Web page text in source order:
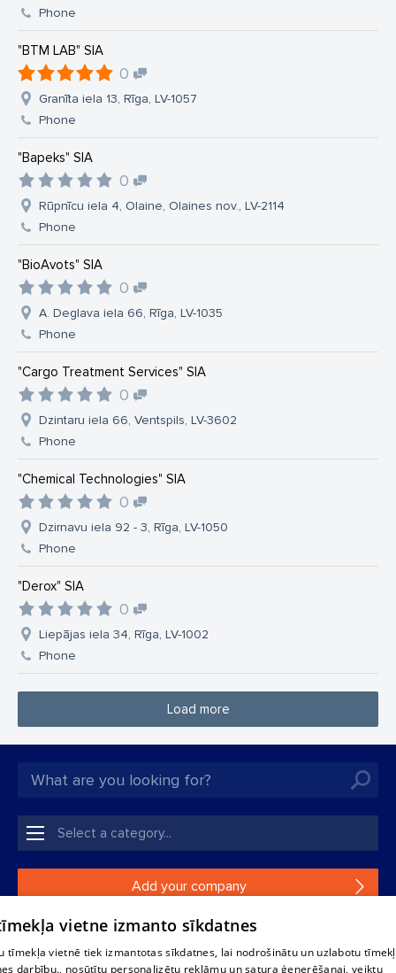
Phone
"BTM LAB" SIA
0
Granīta iela 13, Rīga, LV-1057
Phone
"Bapeks" SIA
0
Rūpnīcu iela 4, Olaine, Olaines nov., LV-2114
Phone
"BioAvots" SIA
0
A. Deglava iela 66, Rīga, LV-1035
Phone
"Cargo Treatment Services" SIA
0
Dzintaru iela 66, Ventspils, LV-3602
Phone
"Chemical Technologies" SIA
0
Dzirnavu iela 92 - 3, Rīga, LV-1050
Phone
"Derox" SIA
0
Liepājas iela 34, Rīga, LV-1002
Phone
Load more
Add your company
If your company is not in our database, please fill in a
vietne izmanto sīkdatnes
tīmekļa vietnē tiek izmantotas sīkdatnes, lai nodrošinātu un uzlabotu
darbību., nosūtītu personalizētu reklāmu un satura ģenerēšanai, veiktu